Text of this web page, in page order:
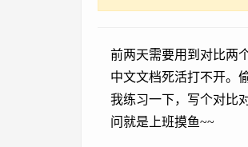
前两天需要用到对比两
中文文档死活打不开。
我练习一下，写个对比
问就是上班摸鱼~~